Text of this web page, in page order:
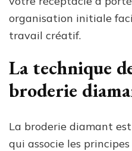
organisation initiale
travail créatif.
La technique
broderie
La broderie diamant
qui associe les